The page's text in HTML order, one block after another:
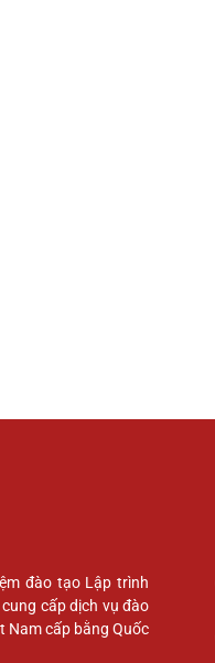
đào tạo Lập trình
cấp dịch vụ đào
Nam cấp bằng Quốc